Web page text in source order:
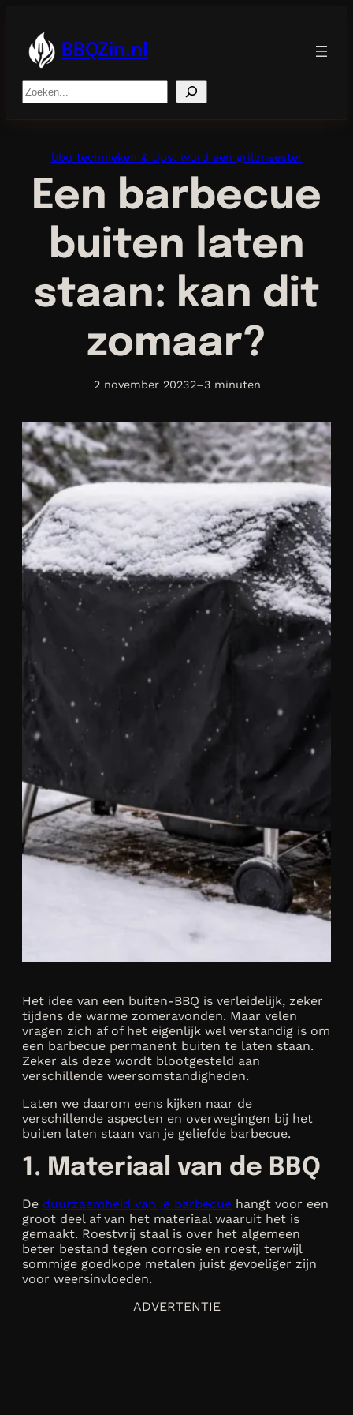
inhoud
BBQZin.nl
Search
bbq technieken & tips: word een grillmeester
Een barbecue
buiten laten
staan: kan dit
zomaar?
2 november 20232–3 minuten
Het idee van een buiten-BBQ is verleidelijk, zeker
tijdens de warme zomeravonden. Maar velen
vragen zich af of het eigenlijk wel verstandig is om
een barbecue permanent buiten te laten staan.
Zeker als deze wordt blootgesteld aan
verschillende weersomstandigheden.
Laten we daarom eens kijken naar de
verschillende aspecten en overwegingen bij het
buiten laten staan van je geliefde barbecue.
1. Materiaal van de BBQ
De duurzaamheid van je barbecue hangt voor een
groot deel af van het materiaal waaruit het is
gemaakt. Roestvrij staal is over het algemeen
beter bestand tegen corrosie en roest, terwijl
sommige goedkope metalen juist gevoeliger zijn
voor weersinvloeden.
ADVERTENTIE